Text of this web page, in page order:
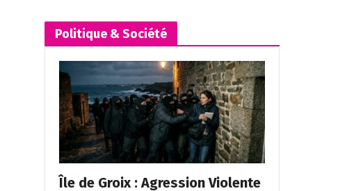
Politique & Société
Île de Groix : Agression Violente